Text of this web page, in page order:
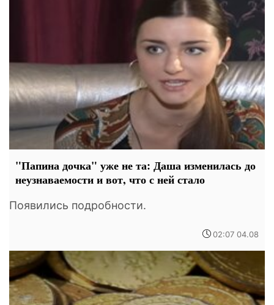
"Папина дочка" уже не та: Даша изменилась до
неузнаваемости и вот, что с ней стало
Появились подробности.
02:07 04.08